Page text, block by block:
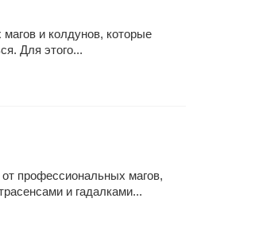
и колдунов, которые
Для этого...
профессиональных магов,
и гадалками...